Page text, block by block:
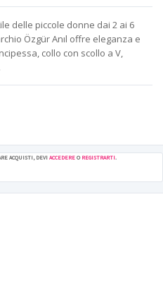
delle piccole donne dai 2 ai 6
Özgür Anıl offre eleganza e
collo con scollo a V,
ACQUISTI, DEVI ACCEDEREO REGISTRARTI.